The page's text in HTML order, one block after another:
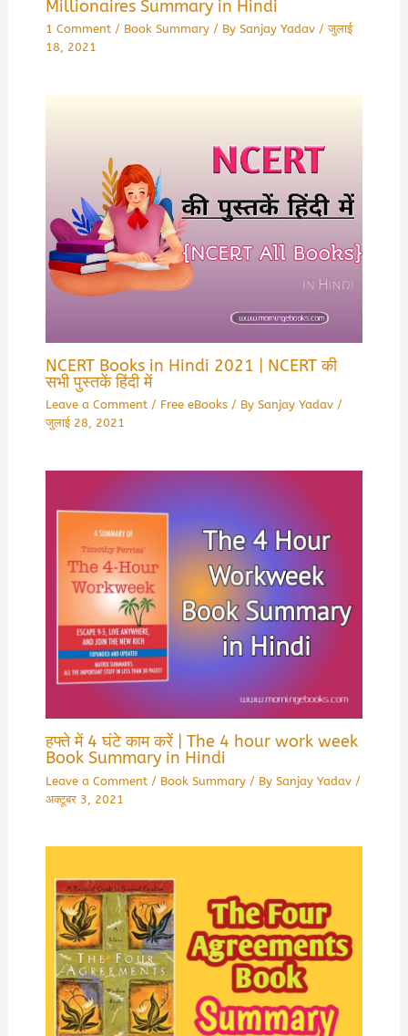
Millionaires Summary in Hindi
1 Comment / Book Summary/ By Sanjay Yadav /जुलाई
18, 2021
NCERT Books in Hindi 2021 | NCERT की
सभी पुस्तकें हिंदी में
Leave a Comment / Free eBooks/ By Sanjay Yadav /
जुलाई 28, 2021
हफ्ते में 4 घंटे काम करें | The 4 hour work week
Book Summary in Hindi
Leave a Comment / Book Summary/ By Sanjay Yadav /
अक्टूबर 3, 2021